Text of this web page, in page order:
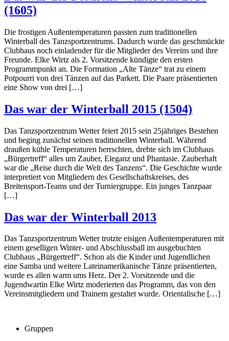
(1605)
Die frostigen Außentemperaturen passten zum traditionellen
Winterball des Tanzsportzentrums. Dadurch wurde das geschmückte
Clubhaus noch einladender für die Mitglieder des Vereins und ihre
Freunde. Elke Wirtz als 2. Vorsitzende kündigte den ersten
Programmpunkt an. Die Formation „Alte Tänze“ trat zu einem
Potpourri von drei Tänzen auf das Parkett. Die Paare präsentierten
eine Show von drei […]
Das war der Winterball 2015 (1504)
Das Tanzsportzentrum Wetter feiert 2015 sein 25jähriges Bestehen
und beging zunächst seinen traditionellen Winterball. Während
draußen kühle Temperaturen herrschten, drehte sich im Clubhaus
„Bürgertreff“ alles um Zauber, Eleganz und Phantasie. Zauberhaft
war die „Reise durch die Welt des Tanzens“. Die Geschichte wurde
interpretiert von Mitgliedern des Gesellschaftskreises, des
Breitensport-Teams und der Turniergruppe. Ein junges Tanzpaar
[…]
Das war der Winterball 2013
Das Tanzsportzentrum Wetter trotzte eisigen Außentemperaturen mit
einem geselligen Winter- und Abschlussball im ausgebuchten
Clubhaus „Bürgertreff“. Schon als die Kinder und Jugendlichen
eine Samba und weitere Lateinamerikanische Tänze präsentierten,
wurde es allen warm ums Herz. Der 2. Vorsitzende und die
Jugendwartin Elke Wirtz moderierten das Programm, das von den
Vereinsmitgliedern und Trainern gestaltet wurde. Orientalische […]
Gruppen